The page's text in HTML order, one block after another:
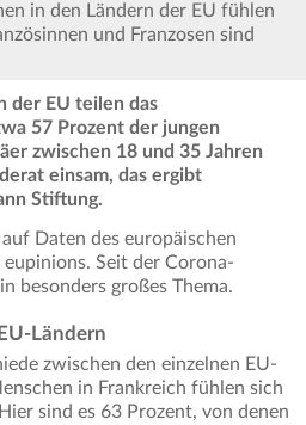
in den Ländern der EU fühlen
und Franzosen sind
der EU teilen das
57 Prozent der jungen
zwischen 18 und 35 Jahren
einsam, das ergibt
Stiftung.
Daten des europäischen
Seit der Corona-
besonders großes Thema.
Ländern
zwischen den einzelnen EU-
in Frankreich fühlen sich
sind es 63 Prozent, von denen